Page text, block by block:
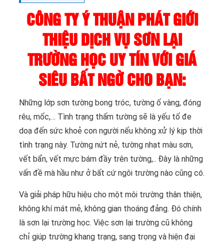
CÔNG TY Ý THUẬN PHÁT GIỚI
THIỆU DỊCH VỤ SƠN LẠI
TRƯỜNG HỌC UY TÍN VỚI GIÁ
SIÊU BẤT NGỜ CHO BẠN:
Những lớp sơn tường bong tróc, tường ố vàng, đóng
rêu, mốc,… Tình trạng thấm tường sẽ là yếu tố đe
doạ đến sức khoẻ con người nếu không xử lý kịp thời
tình trạng này. Tường nứt nẻ, tường nhạt màu sơn,
vết bẩn, vết mực bám đầy trên tường,.. Đây là những
vấn đề mà hầu như ở bất cứ ngôi trường nào cũng có.
Và giải pháp hữu hiệu cho một môi trường thân thiện,
không khí mát mẻ, không gian thoáng đảng. Đó chính
là sơn lại trường học. Việc sơn lại trường cũ không
chỉ giúp trường khang trạng, sang trọng và hiện đại